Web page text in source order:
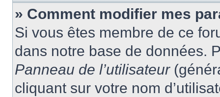
» Comment modifier mes
Si vous êtes membre de ce
dans notre base de données.
Panneau de l’utilisateur
cliquant sur votre nom